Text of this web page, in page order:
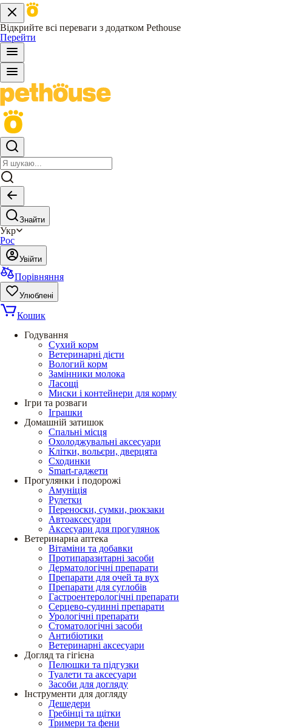
Відкрийте всі переваги з додатком Pethouse
Перейти
Знайти
Укр
Рос
Увійти
Порівняння
Улюблені
Кошик
Годування
Сухий корм
Ветеринарні дієти
Вологий корм
Замінники молока
Ласощі
Миски і контейнери для корму
Ігри та розваги
Іграшки
Домашній затишок
Спальні місця
Охолоджувальні аксесуари
Клітки, вольєри, дверцята
Сходинки
Smart-гаджети
Прогулянки і подорожі
Амуніція
Рулетки
Переноски, сумки, рюкзаки
Автоаксесуари
Аксесуари для прогулянок
Ветеринарна аптека
Вітаміни та добавки
Протипаразитарні засоби
Дерматологічні препарати
Препарати для очей та вух
Препарати для суглобів
Гастроентерологічні препарати
Серцево-судинні препарати
Урологічні препарати
Стоматологічні засоби
Антибіотики
Ветеринарні аксесуари
Догляд та гігієна
Пелюшки та підгузки
Туалети та аксесуари
Засоби для догляду
Інструменти для догляду
Дешедери
Гребінці та щітки
Тримери та фени